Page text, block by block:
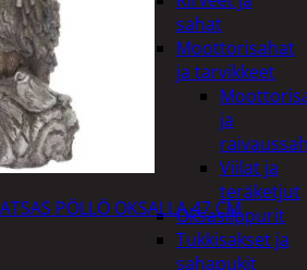
sahat
Moottorisahat
ja tarvikkeet
ja
Viilat ja
teräketjut
Oksasilppurit
Tukkisakset ja
sahapukit
PÖLLÖ OKSALLA 47 CM